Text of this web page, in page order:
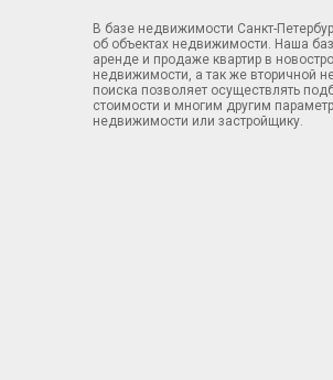
В базе недвижимости Санкт-
об объектах недвижимости. Наша
аренде и продаже квартир в
недвижимости, а так же вторичной
поиска позволяет осуществлять
стоимости и многим другим
недвижимости или застройщику.